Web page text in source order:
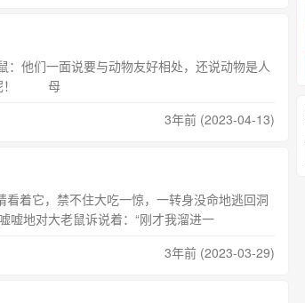
一面说要与动物友好相处，还说动物是人
号呢！ 母
3年前 (2023-04-13)
着它，禁不住大吃一惊，一转身没命地逃回洞
地对大老鼠诉说着：“刚才我溜进一
3年前 (2023-03-29)